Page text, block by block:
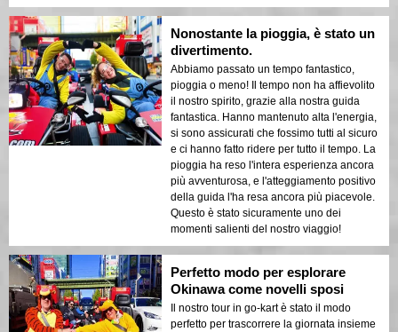
Nonostante la pioggia, è stato un
divertimento.
Abbiamo passato un tempo fantastico,
pioggia o meno! Il tempo non ha affievolito
il nostro spirito, grazie alla nostra guida
fantastica. Hanno mantenuto alta l'energia,
si sono assicurati che fossimo tutti al sicuro
e ci hanno fatto ridere per tutto il tempo. La
pioggia ha reso l'intera esperienza ancora
più avventurosa, e l'atteggiamento positivo
della guida l'ha resa ancora più piacevole.
Questo è stato sicuramente uno dei
momenti salienti del nostro viaggio!
Perfetto modo per esplorare
Okinawa come novelli sposi
Il nostro tour in go-kart è stato il modo
perfetto per trascorrere la giornata insieme